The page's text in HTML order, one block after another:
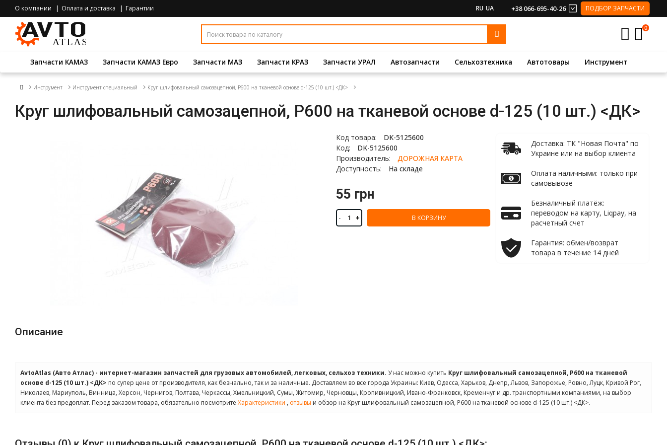
О компании Оплата и доставка Гарантии RU UA +38 066-695-40-26 ПОДБОР ЗАПЧАСТИ
0
Запчасти КАМАЗ Запчасти КАМАЗ Евро Запчасти МАЗ Запчасти КРАЗ Запчасти УРАЛ Автозапчасти Сельхозтехника Автотовары Инструмент
Инструмент Инструмент специальный Круг шлифовальный самозацепной, Р600 на тканевой основе d-125 (10 шт.) <ДК>
Круг шлифовальный самозацепной, Р600 на тканевой основе d-125 (10 шт.) <ДК>
Код товара:
DK-5125600
Код:
DK-5125600
Производитель:
ДОРОЖНАЯ КАРТА
Доступность:
На складе
55 грн
- + В КОРЗИНУ
Доставка: ТК "Новая Почта" по
Украине или на выбор клиента
Оплата наличными: только при
самовывозе
Безналичный платёж:
переводом на карту, Liqpay, на
расчетный счет
Гарантия: обмен/возврат
товара в течение 14 дней
Описание
AvtoAtlas (Авто Атлас) - интернет-магазин запчастей для грузовых автомобилей, легковых, сельхоз техники. У нас можно купить Круг шлифовальный самозацепной, Р600 на тканевой
основе d-125 (10 шт.) <ДК> по супер цене от производителя, как безнально, так и за наличные. Доставляем во все города Украины: Киев, Одесса, Харьков, Днепр, Львов, Запорожье, Ровно, Луцк, Кривой Рог,
Николаев, Мариуполь, Винница, Херсон, Чернигов, Полтава, Черкассы, Хмельницкий, Сумы, Житомир, Черновцы, Кропивницкий, Ивано-Франковск, Кременчуг и др. транспортными компаниями, на выбор
клиента без предоплат. Перед заказом товара, обязательно посмотрите Характеристики , отзывы и обзор на Круг шлифовальный самозацепной, Р600 на тканевой основе d-125 (10 шт.) <ДК>.